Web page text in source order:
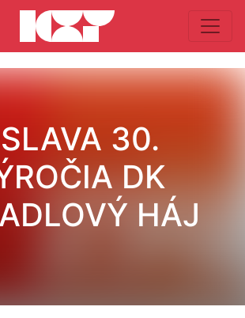
30.
DK
HÁJ